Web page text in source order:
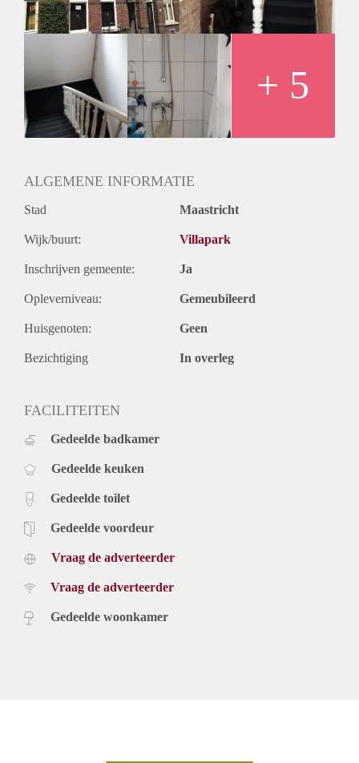
+ 5
ALGEMENE INFORMATIE
Stad Maastricht
Wijk/buurt: Villapark
Inschrijven gemeente: Ja
Opleverniveau: Gemeubileerd
Huisgenoten: Geen
Bezichtiging In overleg
FACILITEITEN
Gedeelde badkamer
Gedeelde keuken
Gedeelde toilet
Gedeelde voordeur
Vraag de adverteerder
Vraag de adverteerder
Gedeelde woonkamer